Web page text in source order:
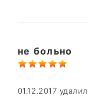
не больно
01.12.2017